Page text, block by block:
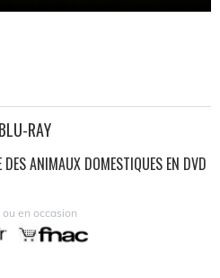
RAY
DES ANIMAUX DOMESTIQUES EN DVD
en occasion